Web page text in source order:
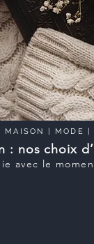
MAISON | MODE |
: nos choix
avec le